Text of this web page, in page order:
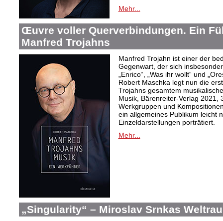
Mehr...
Œuvre voller Querverbindungen. Ein
Manfred Trojahns
Manfred Trojahn ist einer der
Gegenwart, der sich
„Enrico“, „Was ihr wollt“ und
Robert Maschka legt nun die
Trojahns gesamtem
Musik, Bärenreiter-Verlag 2021,
Werkgruppen und
ein allgemeines Publikum leicht
Einzeldarstellungen porträtiert.
Mehr...
„Singularity“ – Miroslav Srnkas